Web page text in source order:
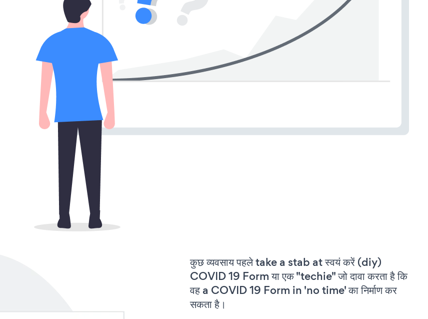
कुछ व्यवसाय पहले take a stab at स्वयं करें (diy)
COVID 19 Form या एक "techie" जो दावा करता है कि
वह a COVID 19 Form in 'no time' का निर्माण कर
सकता है।